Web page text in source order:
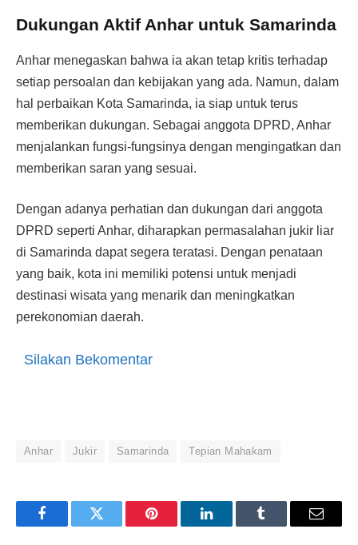
Dukungan Aktif Anhar untuk Samarinda
Anhar menegaskan bahwa ia akan tetap kritis terhadap
setiap persoalan dan kebijakan yang ada. Namun, dalam
hal perbaikan Kota Samarinda, ia siap untuk terus
memberikan dukungan. Sebagai anggota DPRD, Anhar
menjalankan fungsi-fungsinya dengan mengingatkan dan
memberikan saran yang sesuai.
Dengan adanya perhatian dan dukungan dari anggota
DPRD seperti Anhar, diharapkan permasalahan jukir liar
di Samarinda dapat segera teratasi. Dengan penataan
yang baik, kota ini memiliki potensi untuk menjadi
destinasi wisata yang menarik dan meningkatkan
perekonomian daerah.
Silakan Bekomentar
Anhar Jukir Samarinda Tepian Mahakam
FacebookTwitter Pinterest LinkedInTumblr Email